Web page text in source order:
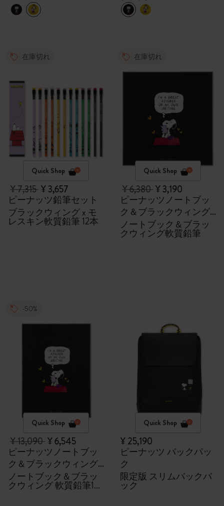
在庫切れ
Quick Shop
¥ 7,315¥ 3,657
ピーナッツ鉛筆セット
ブラックウィング x モ
レスキン軟質鉛筆 12本
在庫切れ
Quick Shop
¥ 6,380¥ 3,190
ピーナッツノートブッ
ク＆ブラックウィング
鉛筆のセット
ノートブック＆ブラッ
クウィング軟質鉛筆
-50%
Quick Shop
¥ 13,090¥ 6,545
ピーナッツノートブッ
ク＆ブラックウィング
鉛筆のセット
ノートブック＆ブラッ
クウィング 軟質鉛筆12
Quick Shop
¥ 25,190
ピーナッツ バックパッ
ク
限定版 スリムバックパ
ック